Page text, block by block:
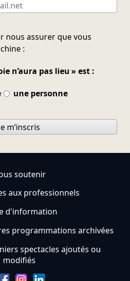
nous assurer que vous
:
n’aura pas lieu » est :
une personne
m’inscris
soutenir
aux professionnels
d'information
programmations archivées
spectacles ajoutés ou
modifiés